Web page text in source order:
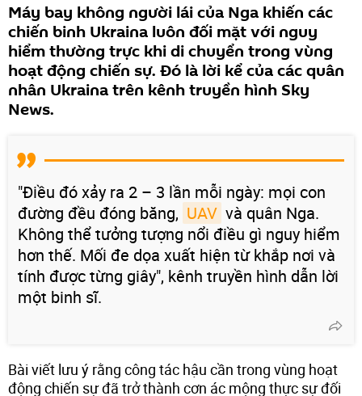
Máy bay không người lái của Nga khiến các
chiến binh Ukraina luôn đối mặt với nguy
hiểm thường trực khi di chuyển trong vùng
hoạt động chiến sự. Đó là lời kể của các quân
nhân Ukraina trên kênh truyền hình Sky
News.
"Điều đó xảy ra 2 – 3 lần mỗi ngày: mọi con
đường đều đóng băng, UAV và quân Nga.
Không thể tưởng tượng nổi điều gì nguy hiểm
hơn thế. Mối đe dọa xuất hiện từ khắp nơi và
tính được từng giây", kênh truyền hình dẫn lời
một binh sĩ.
Bài viết lưu ý rằng công tác hậu cần trong vùng hoạt
động chiến sự đã trở thành cơn ác mộng thực sự đối